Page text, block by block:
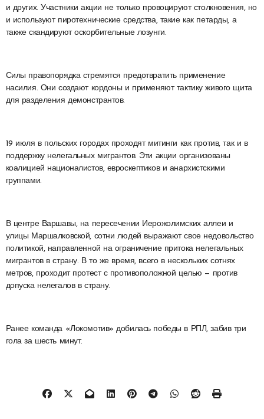
и других. Участники акции не только провоцируют столкновения, но
и используют пиротехнические средства, такие как петарды, а
также скандируют оскорбительные лозунги.
Силы правопорядка стремятся предотвратить применение
насилия. Они создают кордоны и применяют тактику живого щита
для разделения демонстрантов.
19 июля в польских городах проходят митинги как против, так и в
поддержку нелегальных мигрантов. Эти акции организованы
коалицией националистов, евроскептиков и анархистскими
группами.
В центре Варшавы, на пересечении Иерожолимских аллеи и
улицы Маршалковской, сотни людей выражают свое недовольство
политикой, направленной на ограничение притока нелегальных
мигрантов в страну. В то же время, всего в нескольких сотнях
метров, проходит протест с противоположной целью — против
допуска нелегалов в страну.
Ранее команда «Локомотив» добилась победы в РПЛ, забив три
гола за шесть минут.